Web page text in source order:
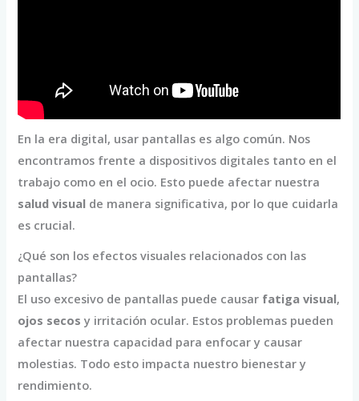
En la era digital, usar pantallas es algo común. Nos
encontramos frente a dispositivos digitales tanto en el
trabajo como en el ocio. Esto puede afectar nuestra
salud visual de manera significativa, por lo que cuidarla
es crucial.
¿Qué son los efectos visuales relacionados con las
pantallas?
El uso excesivo de pantallas puede causar fatiga visual,
ojos secos y irritación ocular. Estos problemas pueden
afectar nuestra capacidad para enfocar y causar
molestias. Todo esto impacta nuestro bienestar y
rendimiento.